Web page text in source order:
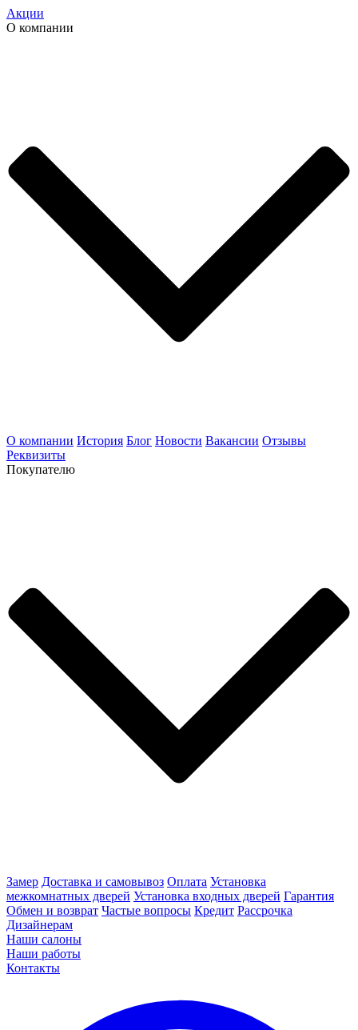
Акции
О компании
О компании История Блог Новости Вакансии Отзывы
Реквизиты
Покупателю
Замер Доставка и самовывоз Оплата Установка
межкомнатных дверей Установка входных дверей Гарантия
Обмен и возврат Частые вопросы Кредит Рассрочка
Дизайнерам
Наши салоны
Наши работы
Контакты